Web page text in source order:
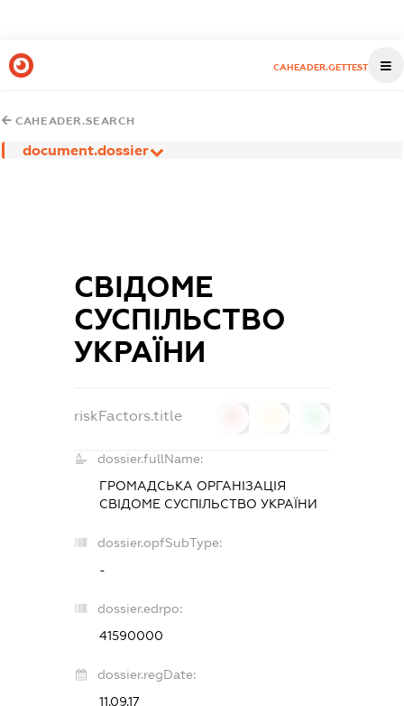
CAHEADER.GETTEST
CAHEADER.SEARCH
document.dossier
СВІДОМЕ
СУСПІЛЬСТВО
УКРАЇНИ
riskFactors.title
dossier.fullName:
ГРОМАДСЬКА ОРГАНІЗАЦІЯ
СВІДОМЕ СУСПІЛЬСТВО УКРАЇНИ
dossier.opfSubType:
-
dossier.edrpo:
41590000
dossier.regDate:
11.09.17